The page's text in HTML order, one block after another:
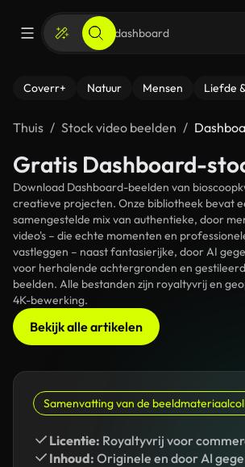
Coverr+ Natuur Mensen Liefde
Thuis Stock video beelden
Gratis Dashboard-
Download Dashboard-beelden van
creatieve projecten. Onze bibliotheek bevat
samengestelde mix van authentieke, door
video's – die echte momenten en
vastleggen – naast fantasierijke, door AI
voor herhalende achtergronden en
beelden. Alle bestanden zijn royaltyvrij en
4K-bewerking.
Bekijk alle artikelen
Samenvatting van de
Licentie: Royaltyvrij voor
Inhoud: Originele en door AI